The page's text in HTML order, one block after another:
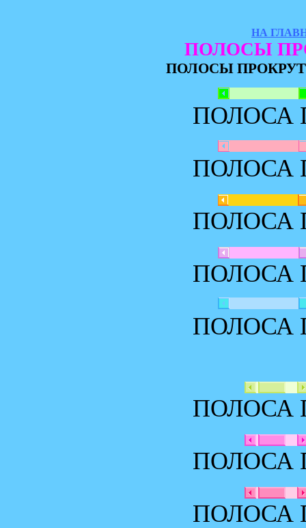
НА
ПОЛОСЫ
ПОЛОСЫ
ПОЛОСА
ПОЛОСА
ПОЛОСА
ПОЛОСА
ПОЛОСА
ПОЛОСА
ПОЛОСА
ПОЛОСА